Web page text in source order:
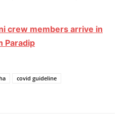
crew members arrive in
Paradip
covid guideline